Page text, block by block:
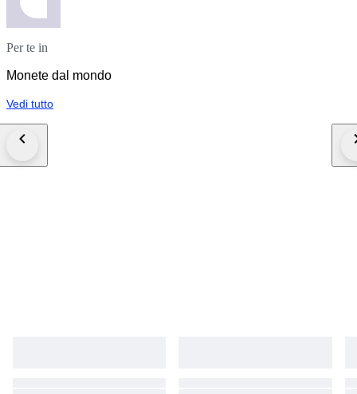
Per te in
Monete dal mondo
Vedi tutto